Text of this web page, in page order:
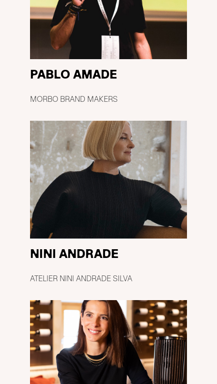
PABLO AMADE
MORBO BRAND MAKERS
NINI ANDRADE
ATELIER NINI ANDRADE SILVA